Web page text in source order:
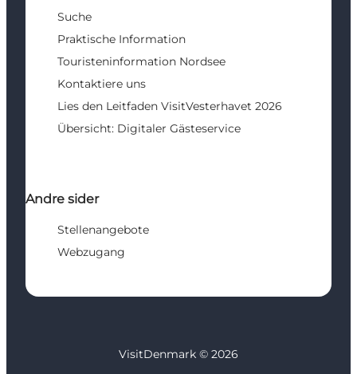
Suche
Praktische Information
Touristeninformation Nordsee
Kontaktiere uns
Lies den Leitfaden VisitVesterhavet 2026
Übersicht: Digitaler Gästeservice
Andre sider
Stellenangebote
Webzugang
VisitDenmark © 2026